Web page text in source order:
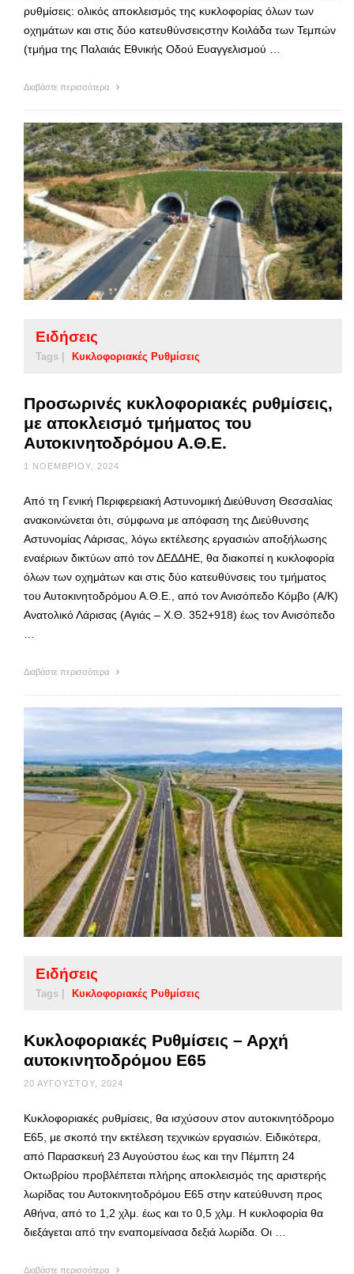
ρυθμίσεις: ολικός αποκλεισμός της κυκλοφορίας όλων των
οχημάτων και στις δύο κατευθύνσειςστην Κοιλάδα των Τεμπών
(τμήμα της Παλαιάς Εθνικής Οδού Ευαγγελισμού …
Διαβάστε περισσότερα
Ειδήσεις
Tags | Κυκλοφοριακές Ρυθμίσεις
Προσωρινές κυκλοφοριακές ρυθμίσεις,
με αποκλεισμό τμήματος του
Αυτοκινητοδρόμου Α.Θ.Ε.
1 ΝΟΕΜΒΡΊΟΥ, 2024
Από τη Γενική Περιφερειακή Αστυνομική Διεύθυνση Θεσσαλίας
ανακοινώνεται ότι, σύμφωνα με απόφαση της Διεύθυνσης
Αστυνομίας Λάρισας, λόγω εκτέλεσης εργασιών αποξήλωσης
εναέριων δικτύων από τον ΔΕΔΔΗΕ, θα διακοπεί η κυκλοφορία
όλων των οχημάτων και στις δύο κατευθύνσεις του τμήματος
του Αυτοκινητοδρόμου Α.Θ.Ε., από τον Ανισόπεδο Κόμβο (Α/Κ)
Ανατολικό Λάρισας (Αγιάς – Χ.Θ. 352+918) έως τον Ανισόπεδο
Διαβάστε περισσότερα
Ειδήσεις
Tags | Κυκλοφοριακές Ρυθμίσεις
Κυκλοφοριακές Ρυθμίσεις – Αρχή
αυτοκινητοδρόμου Ε65
20 ΑΥΓΟΎΣΤΟΥ, 2024
Κυκλοφοριακές ρυθμίσεις, θα ισχύσουν στον αυτοκινητόδρομο
Ε65, με σκοπό την εκτέλεση τεχνικών εργασιών. Ειδικότερα,
από Παρασκευή 23 Αυγούστου έως και την Πέμπτη 24
Οκτωβρίου προβλέπεται πλήρης αποκλεισμός της αριστερής
λωρίδας του Αυτοκινητοδρόμου Ε65 στην κατεύθυνση προς
Αθήνα, από το 1,2 χλμ. έως και το 0,5 χλμ. Η κυκλοφορία θα
διεξάγεται από την εναπομείνασα δεξιά λωρίδα. Οι …
Διαβάστε περισσότερα